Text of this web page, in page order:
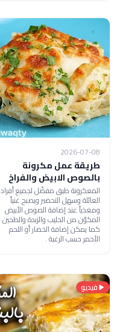
2026-07-08
طريقة عمل مكرونة
بالصوص الابيض والفراخ
المعكرونة طبق مفضّل لجميع أفراد
العائلة وسهل التحضير ويصبح غنياً
ومغذياً عند إضافة الصوص الأبيض
المكوّن من الحليب والزبدة والطحين
كما يمكن إضافة الخضار أو اللحم
الأحمر حسب الرغبة .
فيديو